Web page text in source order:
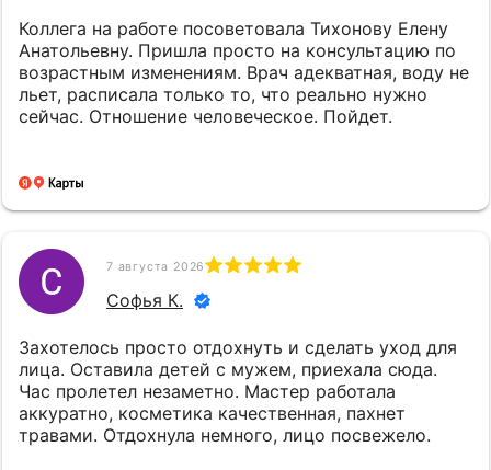
Коллега на работе посоветовала Тихонову Елену
Анатольевну. Пришла просто на консультацию по
возрастным изменениям. Врач адекватная, воду не
льет, расписала только то, что реально нужно
сейчас. Отношение человеческое. Пойдет.
7 августа 2026
Софья К.
Захотелось просто отдохнуть и сделать уход для
лица. Оставила детей с мужем, приехала сюда.
Час пролетел незаметно. Мастер работала
аккуратно, косметика качественная, пахнет
травами. Отдохнула немного, лицо посвежело.